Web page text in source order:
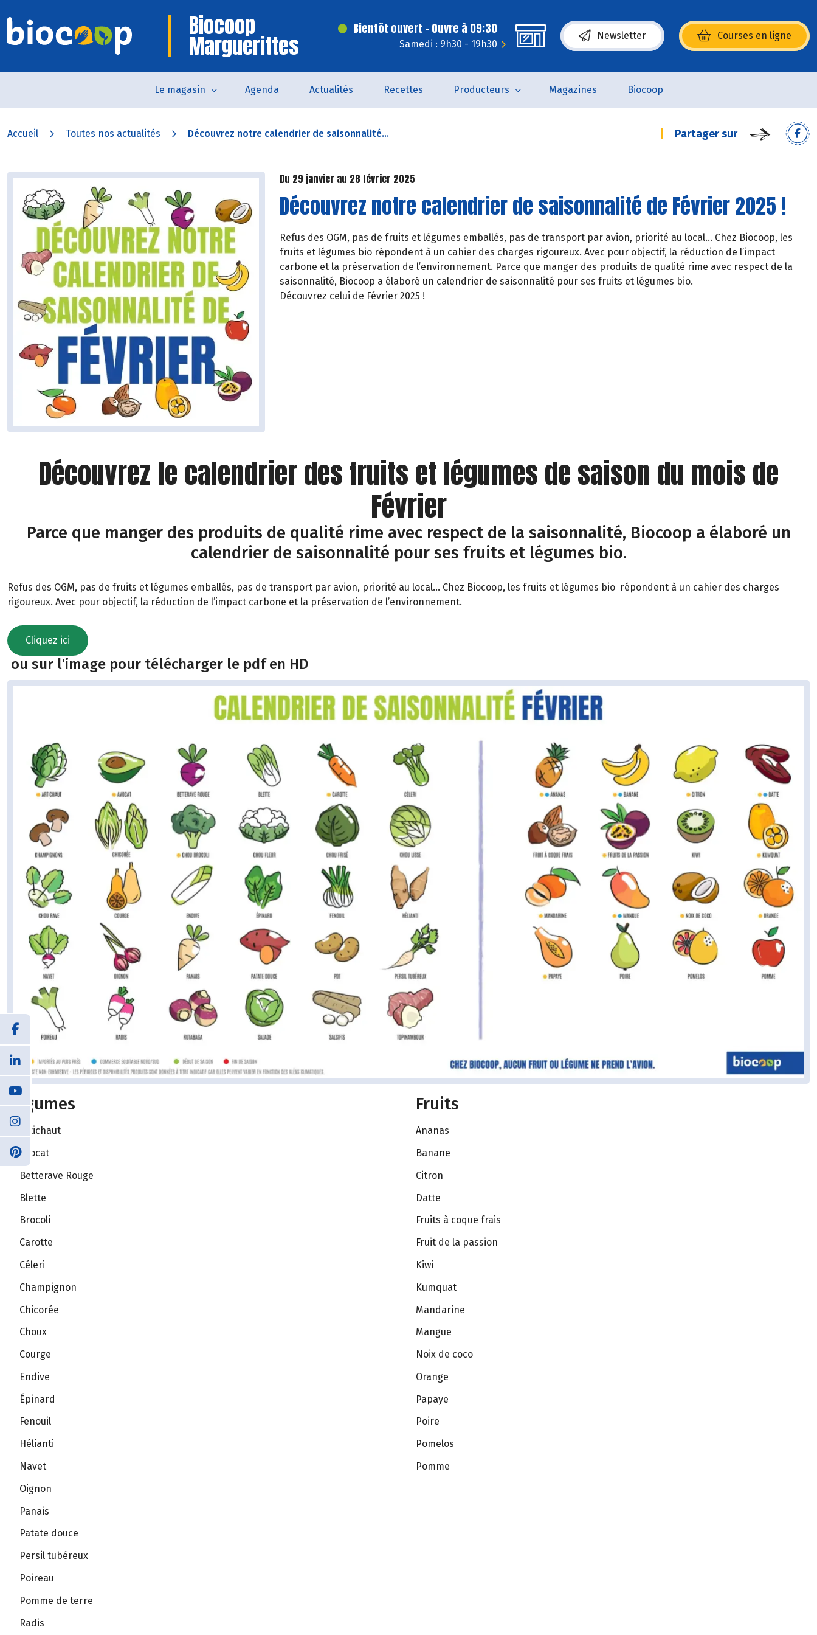
Biocoop
Marguerittes
Bientôt ouvert - Ouvre à 09:30
Samedi : 9h30 - 19h30
Newsletter Courses en ligne
(s’ouvre dans une nouvelle fenêtre)
Le magasin Agenda Actualités Recettes Producteurs Magazines Biocoop
Accueil Toutes nos actualités Découvrez notre calendrier de saisonnalité... Partager sur
Du 29 janvier au 28 février 2025
Découvrez notre calendrier de saisonnalité de Février 2025 !
Refus des OGM, pas de fruits et légumes emballés, pas de transport par avion, priorité au local… Chez Biocoop, les
fruits et légumes bio répondent à un cahier des charges rigoureux. Avec pour objectif, la réduction de l’impact
carbone et la préservation de l’environnement. Parce que manger des produits de qualité rime avec respect de la
saisonnalité, Biocoop a élaboré un calendrier de saisonnalité pour ses fruits et légumes bio.
Découvrez celui de Février 2025 !
Découvrez le calendrier des fruits et légumes de saison du mois de
Février
Parce que manger des produits de qualité rime avec respect de la saisonnalité, Biocoop a élaboré un
calendrier de saisonnalité pour ses fruits et légumes bio.
Refus des OGM, pas de fruits et légumes emballés, pas de transport par avion, priorité au local… Chez Biocoop, les fruits et légumes bio répondent à un cahier des charges
rigoureux. Avec pour objectif, la réduction de l’impact carbone et la préservation de l’environnement.
Cliquez ici
ou sur l'image pour télécharger le pdf en HD
Légumes
Artichaut
Avocat
Betterave Rouge
Blette
Brocoli
Carotte
Céleri
Champignon
Chicorée
Choux
Courge
Endive
Épinard
Fenouil
Hélianti
Navet
Oignon
Panais
Patate douce
Persil tubéreux
Poireau
Pomme de terre
Radis
Fruits
Ananas
Banane
Citron
Datte
Fruits à coque frais
Fruit de la passion
Kiwi
Kumquat
Mandarine
Mangue
Noix de coco
Orange
Papaye
Poire
Pomelos
Pomme